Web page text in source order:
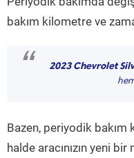
bakım kilometre ve
“ 2023 Chevrolet
Bazen, periyodik bakım
halde aracınızın yeni